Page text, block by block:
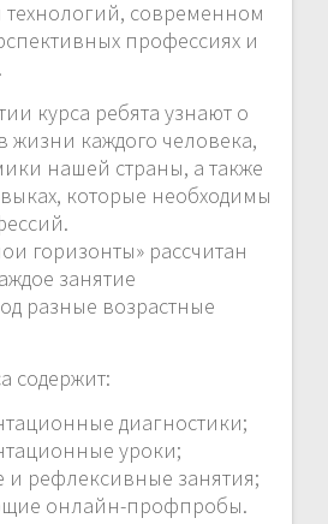
технологий, современном
профессиях и
курса ребята узнают о
жизни каждого человека,
нашей страны, а также
которые необходимы
горизонты» рассчитан
занятие
разные возрастные
содержит:
диагностики;
уроки;
и рефлексивные занятия;
онлайн-профпробы.